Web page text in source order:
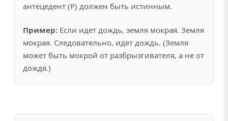
антецедент (P) должен быть истинным.
Пример: Если идет дождь, земля мокрая. Земля
мокрая. Следовательно, идет дождь. (Земля
может быть мокрой от разбрызгивателя, а не от
дождя.)